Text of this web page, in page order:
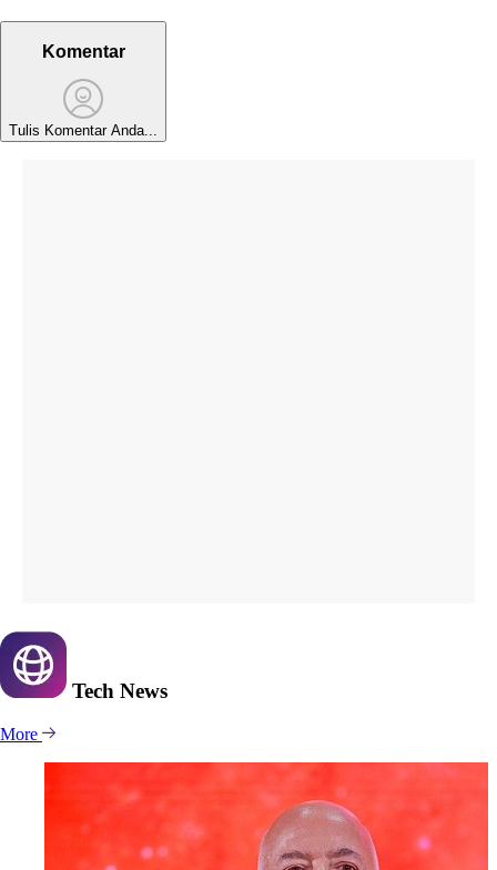
Komentar
Tulis Komentar Anda...
Tech News
More